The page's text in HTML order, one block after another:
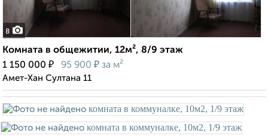
8
Комната в общежитии, 12м², 8/9 этаж
1 150 000 ₽ 95 900 ₽ за м²
Амет-Хан Султана 11